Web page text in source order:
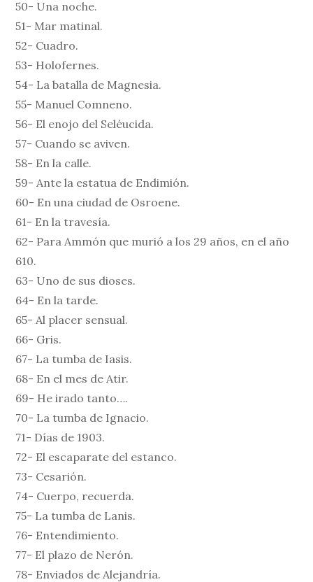
50- Una noche.
51- Mar matinal.
52- Cuadro.
53- Holofernes.
54- La batalla de Magnesia.
55- Manuel Comneno.
56- El enojo del Seléucida.
57- Cuando se aviven.
58- En la calle.
59- Ante la estatua de Endimión.
60- En una ciudad de Osroene.
61- En la travesía.
62- Para Ammón que murió a los 29 años, en el año
610.
63- Uno de sus dioses.
64- En la tarde.
65- Al placer sensual.
66- Gris.
67- La tumba de Iasis.
68- En el mes de Atir.
69- He irado tanto….
70- La tumba de Ignacio.
71- Días de 1903.
72- El escaparate del estanco.
73- Cesarión.
74- Cuerpo, recuerda.
75- La tumba de Lanis.
76- Entendimiento.
77- El plazo de Nerón.
78- Enviados de Alejandría.